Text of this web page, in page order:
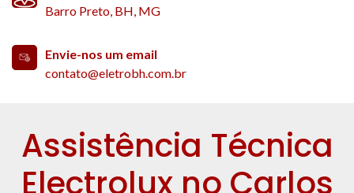
Barro Preto, BH, MG
Envie-nos um email
contato@eletrobh.com.br
Assistência Técnica
Electrolux no Carlos